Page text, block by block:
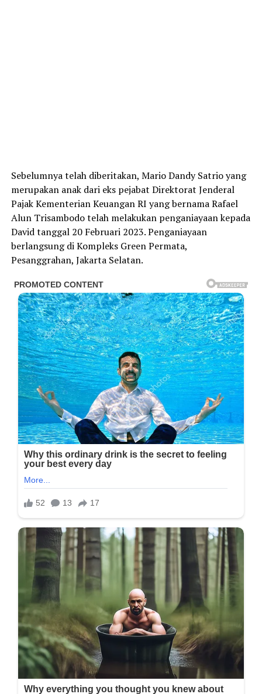
Sebelumnya telah diberitakan, Mario Dandy Satrio yang
merupakan anak dari eks pejabat Direktorat Jenderal
Pajak Kementerian Keuangan RI yang bernama Rafael
Alun Trisambodo telah melakukan penganiayaan kepada
David tanggal 20 Februari 2023. Penganiayaan
berlangsung di Kompleks Green Permata,
Pesanggrahan, Jakarta Selatan.